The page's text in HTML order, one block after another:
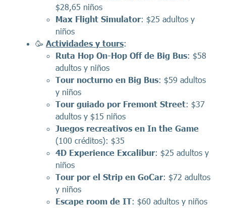
$28,65 niños
Max Flight Simulator: $25 adultos y
niños
🥳 Actividades y tours:
Ruta Hop On-Hop Off de Big Bus: $58
adultos y niños
Tour nocturno en Big Bus: $59 adultos
y niños
Tour guiado por Fremont Street: $37
adultos y $15 niños
Juegos recreativos en In the Game
(100 créditos): $35
4D Experience Excalibur: $25 adultos y
niños
Tour por el Strip en GoCar: $72 adultos
y niños
Escape room de IT: $60 adultos y niños